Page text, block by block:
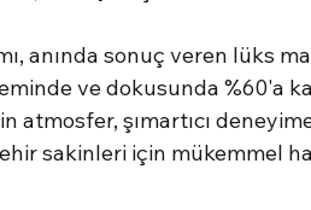
anında sonuç veren lüks
ve dokusunda %60'a
atmosfer, şımartıcı
sakinleri için mükemmel